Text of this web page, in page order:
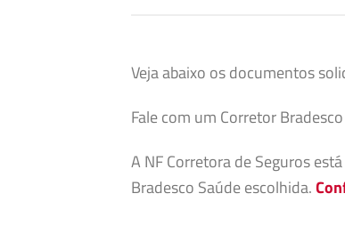
Veja abaixo os documentos
Fale com um Corretor
A NF Corretora de Seguros
Bradesco Saúde escolhida.